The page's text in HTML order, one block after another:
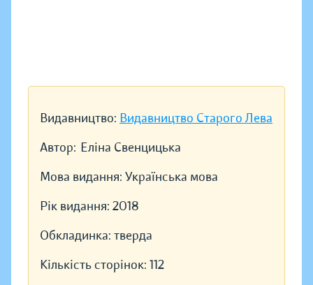
Видавництво: Видавництво Старого Лева
Автор: Еліна Свенцицька
Мова видання: Українська мова
Рік видання: 2018
Обкладинка: тверда
Кількість сторінок: 112